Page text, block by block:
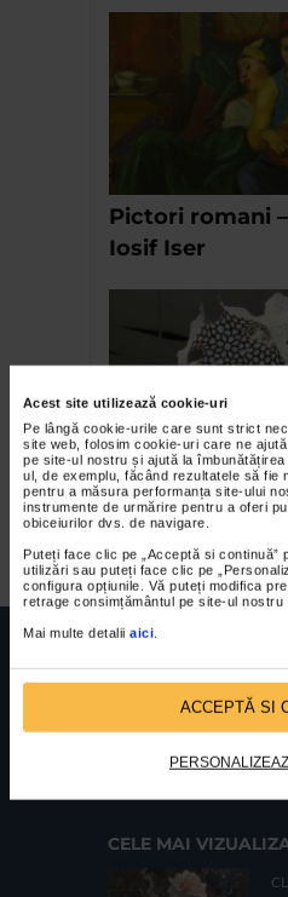
Acest site utilizează cookie-uri
Pe lângă cookie-urile care sunt strict
site web, folosim cookie-uri care ne
pe site-ul nostru și ajută la
ul, de exemplu, făcând rezultatele să fie
pentru a măsura performanța site-ului
instrumente de urmărire pentru a oferi
obiceiurilor dvs. de navigare.
Puteți face clic pe „Acceptă si
utilizări sau puteți face clic pe
configura opțiunile. Vă puteți modifica
retrage consimțământul pe site-ul nostru
Mai multe detalii aici
ACCEPTĂ SI
Pictori romani
Iosif Iser
Vlad Tenu la
Galateca
FUNDATIA FILDAS ARTNr inreg
Sc. 4, Ap. 197, Sector 2
CELE MAI